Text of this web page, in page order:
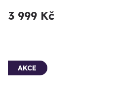
3 999 Kč
AKCE